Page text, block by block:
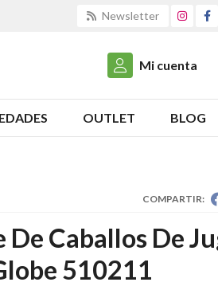
Newsletter
Mi cuenta
OUTLET BLOG
COMPARTIR:
De Caballos De
510211